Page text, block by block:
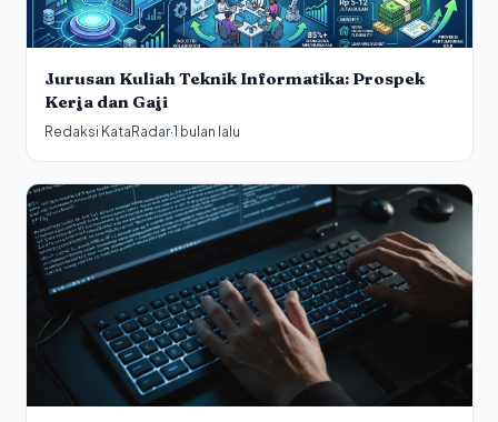
Jurusan Kuliah Teknik Informatika: Prospek
Kerja dan Gaji
Redaksi KataRadar·1 bulan lalu